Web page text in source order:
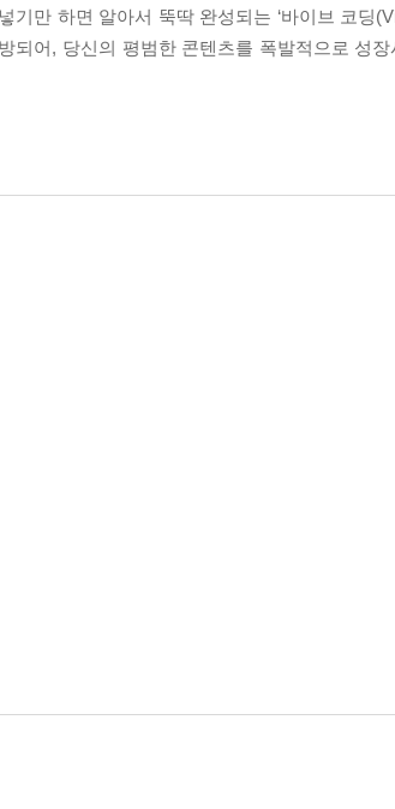
만 하면 알아서 뚝딱 완성되는 ‘바이브 코딩
되어, 당신의 평범한 콘텐츠를 폭발적으로 성